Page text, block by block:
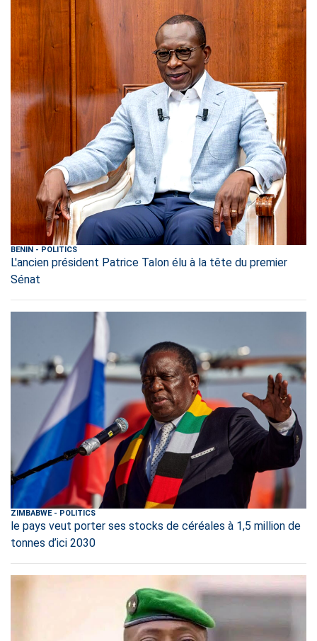
BENIN - POLITICS
L'ancien président Patrice Talon élu à la tête du premier
Sénat
ZIMBABWE- POLITICS
le pays veut porter ses stocks de céréales à 1,5 million de
tonnes d’ici 2030